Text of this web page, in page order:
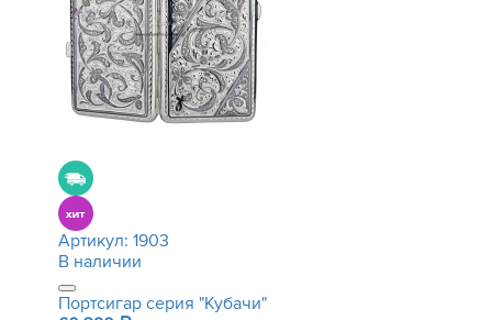
Артикул: 1903
В наличии
Портсигар серия "Кубачи"